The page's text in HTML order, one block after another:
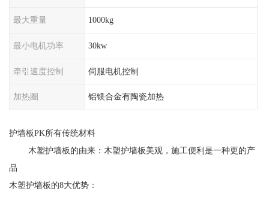
最大重量 1000kg
最小电机功率 30kw
牵引速度控制 伺服电机控制
加热圈 铝镁合金有陶瓷加热
护墙板PK所有传统材料
木塑护墙板的由来：木塑护墙板美观，施工便利是一种更的产
品
木塑护墙板的8大优势：